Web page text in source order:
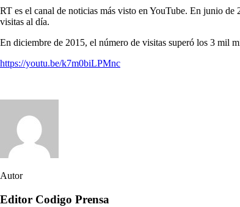
RT es el canal de noticias más visto en YouTube.​ En junio
visitas al día.
En diciembre de 2015, el número de visitas superó los 3 mil
https://youtu.be/k7m0biLPMnc
Autor
Editor Codigo Prensa